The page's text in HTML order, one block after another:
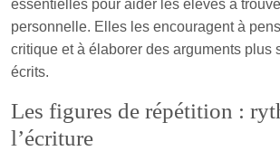
essentielles pour aider les élèves à
personnelle. Elles les encouragent à
critique et à élaborer des arguments plus
écrits.
Les figures de répétition :
l’écriture